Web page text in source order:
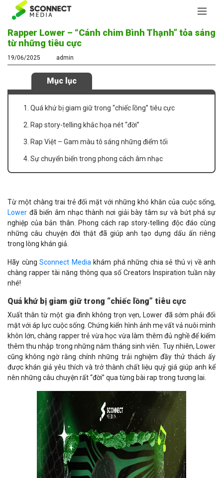
Rapper Lower – “Cánh chim Bình Thạnh” tỏa sáng
từ những tiêu cực
19/06/2025 admin
Mục lục
1. Quá khứ bị giam giữ trong “chiếc lồng” tiêu cực
2. Rap story-telling khắc họa nét “đời”
3. Rap Việt – Gam màu tô sáng những điểm tối
4. Sự chuyển biến trong phong cách âm nhạc
Từ một chàng trai trẻ đối mặt với những khó khăn của cuộc sống,
Lower đã biến âm nhạc thành nơi giải bày tâm sự và bứt phá sự
nghiệp của bản thân. Phong cách rap story-telling độc đáo cùng
những câu chuyện đời thật đã giúp anh tạo dựng dấu ấn riêng
trong lòng khán giả.
Hãy cùng Sconnect Media khám phá những chia sẻ thú vị về anh
chàng rapper tài năng thông qua số Creators Inspiration tuần này
nhé!
Quá khứ bị giam giữ trong “chiếc lồng” tiêu cực
Xuất thân từ một gia đình không trọn vẹn, Lower đã sớm phải đối
mặt với áp lực cuộc sống. Chứng kiến hình ảnh mẹ vất vả nuôi mình
khôn lớn, chàng rapper trẻ vừa học vừa làm thêm đủ nghề để kiếm
thêm thu nhập trong những năm tháng sinh viên. Tuy nhiên, Lower
cũng không ngờ rằng chính những trải nghiệm đầy thử thách ấy
được khán giả yêu thích và trở thành chất liệu quý giá giúp anh kể
nên những câu chuyện rất “đời” qua từng bài rap trong tương lai.